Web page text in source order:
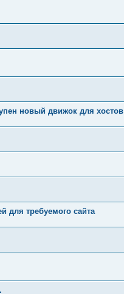
новый движок для хостов
для требуемого сайта